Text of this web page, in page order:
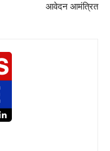
आवेदन आमंत्रित